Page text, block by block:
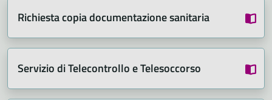
Richiesta copia documentazione sanitaria
Servizio di Telecontrollo e Telesoccorso